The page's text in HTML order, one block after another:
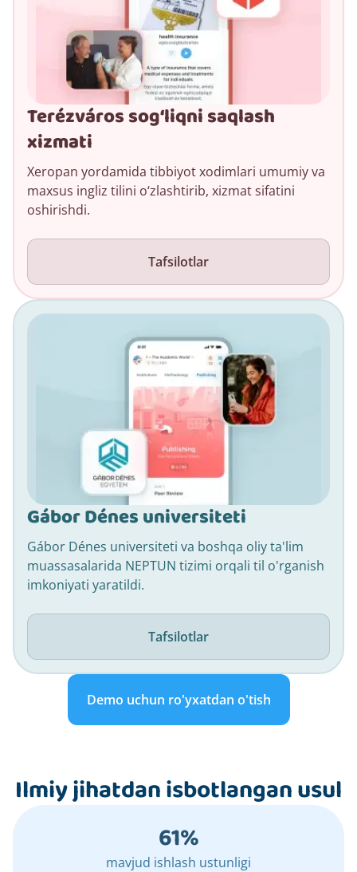
Terézváros sog‘liqni saqlash
xizmati
Xeropan yordamida tibbiyot xodimlari umumiy va
maxsus ingliz tilini o‘zlashtirib, xizmat sifatini
oshirishdi.
Tafsilotlar
Gábor Dénes universiteti
Gábor Dénes universiteti va boshqa oliy ta'lim
muassasalarida NEPTUN tizimi orqali til o'rganish
imkoniyati yaratildi.
Tafsilotlar
Demo uchun ro'yxatdan o'tish
Ilmiy jihatdan isbotlangan usul
mavjud ishlash ustunligi
61%